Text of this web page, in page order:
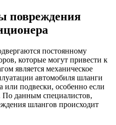
повреждения
постоянному
которые могут привести к
является механическое
автомобиля шланги
или подвески, особенно если
По данным специалистов,
шлангов происходит